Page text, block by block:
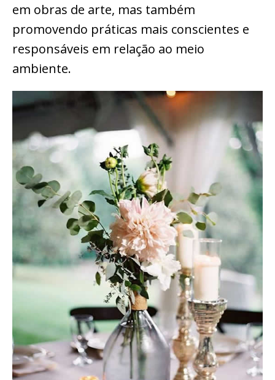
em obras de arte, mas também
promovendo práticas mais conscientes e
responsáveis em relação ao meio
ambiente.